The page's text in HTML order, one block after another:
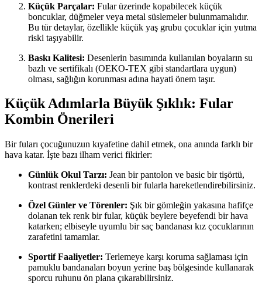
Küçük Parçalar: Fular üzerinde kopabilecek küçük
boncuklar, düğmeler veya metal süslemeler bulunmamalıdır.
Bu tür detaylar, özellikle küçük yaş grubu çocuklar için yutma
riski taşıyabilir.
Baskı Kalitesi: Desenlerin basımında kullanılan boyaların su
bazlı ve sertifikalı (OEKO-TEX gibi standartlara uygun)
olması, sağlığın korunması adına hayati önem taşır.
Küçük Adımlarla Büyük Şıklık: Fular
Kombin Önerileri
Bir fuları çocuğunuzun kıyafetine dahil etmek, ona anında farklı bir
hava katar. İşte bazı ilham verici fikirler:
Günlük Okul Tarzı: Jean bir pantolon ve basic bir tişörtü,
kontrast renklerdeki desenli bir fularla hareketlendirebilirsiniz.
Özel Günler ve Törenler: Şık bir gömleğin yakasına hafifçe
dolanan tek renk bir fular, küçük beylere beyefendi bir hava
katarken; elbiseyle uyumlu bir saç bandanası kız çocuklarının
zarafetini tamamlar.
Sportif Faaliyetler: Terlemeye karşı koruma sağlaması için
pamuklu bandanaları boyun yerine baş bölgesinde kullanarak
sporcu ruhunu ön plana çıkarabilirsiniz.